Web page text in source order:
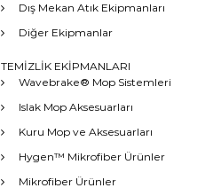
Dış Mekan Atık Ekipmanları
Diğer Ekipmanlar
TEMİZLİK EKİPMANLARI
Wavebrake® Mop Sistemleri
Islak Mop Aksesuarları
Kuru Mop ve Aksesuarları
Hygen™ Mikrofiber Ürünler
Mikrofiber Ürünler